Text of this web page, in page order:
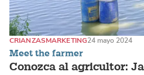
Meet the farmer
Conozca al agricultor:
CRIANZASMARKETING24 mayo 2024